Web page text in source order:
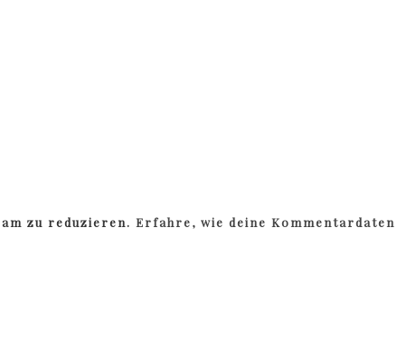
zu reduzieren.Erfahre, wie deine Kommentardaten